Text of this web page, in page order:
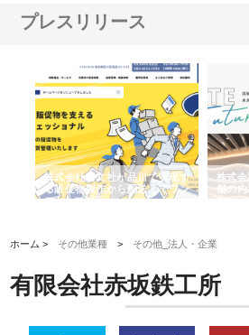
プレスリリース
株式会社耕文社が品川で実現す
る販促物製作から配送までワン
ストップ対応
株式
舗の
由
ホーム > その他業種 > その他_法人・企業
有限会社赤坂鉄工所